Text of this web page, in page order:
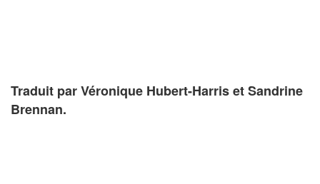
Traduit par Véronique Hubert-Harris et Sandrine
Brennan.